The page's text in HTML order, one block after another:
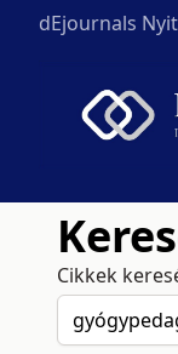
dEjournals
Cikkek